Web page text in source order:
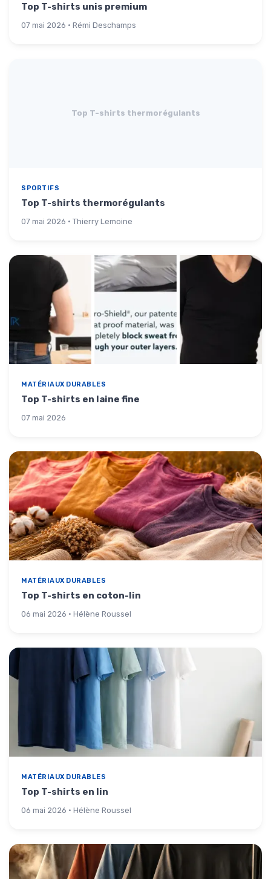
Top T-shirts unis premium
07 mai 2026 · Rémi Deschamps
Top T-shirts thermorégulants
SPORTIFS
Top T-shirts thermorégulants
07 mai 2026 · Thierry Lemoine
MATÉRIAUX DURABLES
Top T-shirts en laine fine
07 mai 2026
MATÉRIAUX DURABLES
Top T-shirts en coton-lin
06 mai 2026 · Hélène Roussel
MATÉRIAUX DURABLES
Top T-shirts en lin
06 mai 2026 · Hélène Roussel